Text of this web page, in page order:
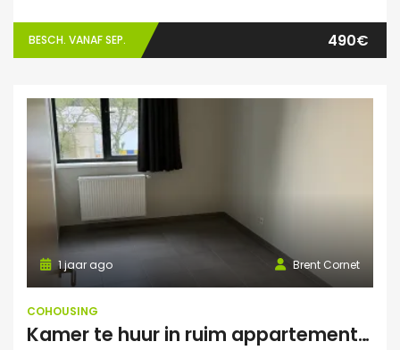
BESCH. VANAF SEP. 490€
Brent Cornet
1 jaar ago
COHOUSING
Kamer te huur in ruim appartement (Elsene)